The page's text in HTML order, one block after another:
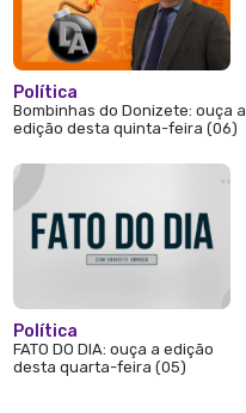
Política
Bombinhas do Donizete: ouça a
edição desta quinta-feira (06)
Política
FATO DO DIA: ouça a edição
desta quarta-feira (05)